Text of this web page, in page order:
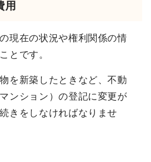
用
現在の状況や権利関係の情
とです。
を新築したときなど、不動
ンション）の登記に変更が
きをしなければなりませ